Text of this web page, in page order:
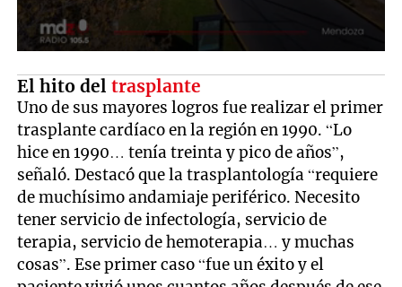
El hito deltrasplante
Uno de sus mayores logros fue realizar el primer
trasplante cardíaco en la región en 1990. “Lo
hice en 1990… tenía treinta y pico de años”,
señaló. Destacó que la trasplantología “requiere
de muchísimo andamiaje periférico. Necesito
tener servicio de infectología, servicio de
terapia, servicio de hemoterapia… y muchas
cosas”. Ese primer caso “fue un éxito y el